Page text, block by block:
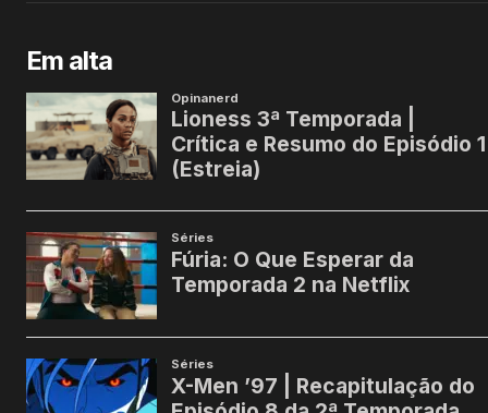
Em alta